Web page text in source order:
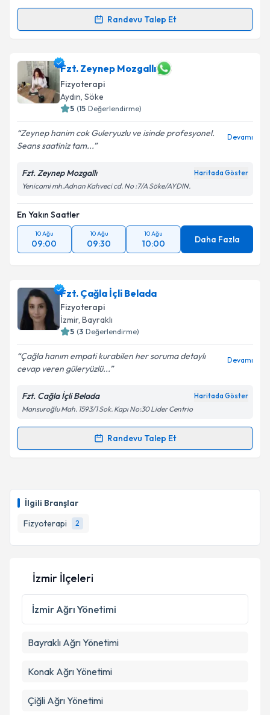
İlgili Branşlar
Fizyoterapi
2
Randevu Talep Et
Randevu Takvimi Talebi
Fzt. Anıl Ersoyiçin randevu takvimi talebi oluşturun.
Size bu uzmandan randevu almanız için bir takvim
hazırlandığında e-posta ile bilgilendireceğiz.
E-posta Adresiniz
Kişisel verilerimin işlenmesine ilişkin
Aydınlatma
Metni'ni okudum ve kişisel verilerimin belirtilen
Takvim Talebini Gönder
Fzt. Zeynep Mozgallı
Fizyoterapi
Aydın, Söke
5 (15 Değerlendirme)
Zeynep hanim cok Guleryuzlu ve isinde profesyonel.
Seans saatiniz tam...
Devamı
Fzt. Zeynep Mozgallı Haritada Göster
Yenicami mh.Adnan Kahveci cd. No :7/A Söke/AYDIN.
En Yakın Saatler
10 Ağu
09:00
10 Ağu
09:30
10 Ağu
10:00 Daha Fazla
Fzt. Çağla İçli Belada
Fizyoterapi
İzmir, Bayraklı
5 (3 Değerlendirme)
Çağla hanım empati kurabilen her soruma detaylı
cevap veren güleryüzlü...
Devamı
Fzt. Cağla İçli Belada Haritada Göster
Mansuroğlu Mah. 1593/1 Sok. Kapı No:30 Lider Centrio
Randevu Talep Et
Randevu Takvimi Talebi
takvim hazırlandığında e-posta ile bilgilendireceğiz.
E-posta Adresiniz
Kişisel verilerimin işlenmesine ilişkinAydınlatma
Metni'ni okudum ve kişisel verilerimin belirtilen
kapsamda işlenmesini kabul ediyorum.
İzmir İlçeleri
İzmir Ağrı Yönetimi
Bayraklı Ağrı Yönetimi
Konak Ağrı Yönetimi
Çiğli Ağrı Yönetimi